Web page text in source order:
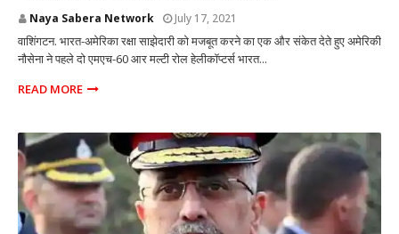
Naya Sabera Network July 17, 2021
वाशिंगटन. भारत-अमेरिका रक्षा साझेदारी को मजबूत करने का एक और संकेत देते हुए अमेरिकी
नौसेना ने पहले दो एमएच-60 आर मल्टी रोल हेलीकॉप्टर्स भारत...
READ MORE